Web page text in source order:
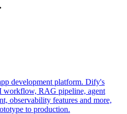
development platform. Dify's
workflow, RAG pipeline, agent
observability features and more,
to production.